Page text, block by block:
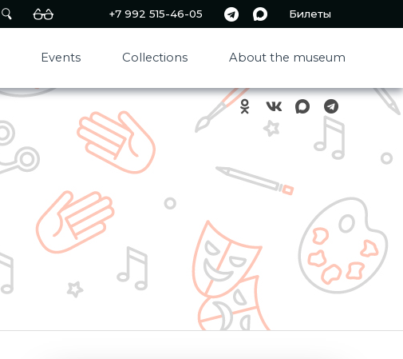
+7 992 515-46-05 Билеты
Events Collections About the museum